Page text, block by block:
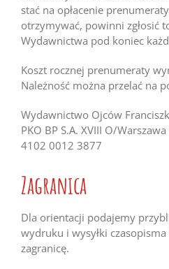
stać na opłacenie
otrzymywać, powinni zgłosić
Wydawnictwa pod koniec
Koszt rocznej prenumeraty
Należność można przelać na
Wydawnictwo Ojców
PKO BP S.A. XVIII O/
4102 0012 3877
Zagranica
Dla orientacji podajemy
wydruku i wysyłki czasopisma
zagranicę.